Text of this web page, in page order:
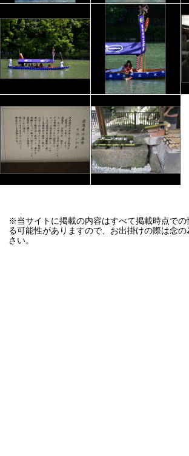
※当サイトに掲載の内容はすべて掲載時点での
る可能性がありますので、お出掛けの際は念
さい。